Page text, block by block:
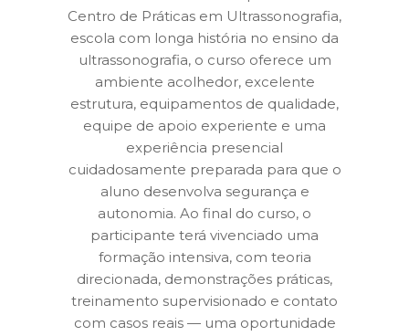
Centro de Práticas em Ultrassonografia,
escola com longa história no ensino da
ultrassonografia, o curso oferece um
ambiente acolhedor, excelente
estrutura, equipamentos de qualidade,
equipe de apoio experiente e uma
experiência presencial
cuidadosamente preparada para que o
aluno desenvolva segurança e
autonomia. Ao final do curso, o
participante terá vivenciado uma
formação intensiva, com teoria
direcionada, demonstrações práticas,
treinamento supervisionado e contato
com casos reais — uma oportunidade